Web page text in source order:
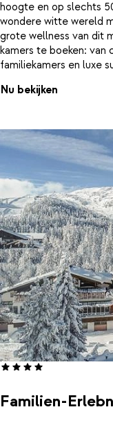
hoogte en op slechts
wondere witte wereld
grote wellness van dit
kamers te boeken:
familiekamers en luxe
bied je tal van sport-
er enorm veel te
heerlijk relaxen in de
verschillende soorten
Nu bekijken
Familien-